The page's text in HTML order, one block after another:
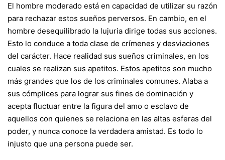
El hombre moderado está en capacidad de utilizar su razón
para rechazar estos sueños perversos. En cambio, en el
hombre desequilibrado la lujuria dirige todas sus acciones.
Esto lo conduce a toda clase de crímenes y desviaciones
del carácter. Hace realidad sus sueños criminales, en los
cuales se realizan sus apetitos. Estos apetitos son mucho
más grandes que los de los criminales comunes. Alaba a
sus cómplices para lograr sus fines de dominación y
acepta fluctuar entre la figura del amo o esclavo de
aquellos con quienes se relaciona en las altas esferas del
poder, y nunca conoce la verdadera amistad. Es todo lo
injusto que una persona puede ser.